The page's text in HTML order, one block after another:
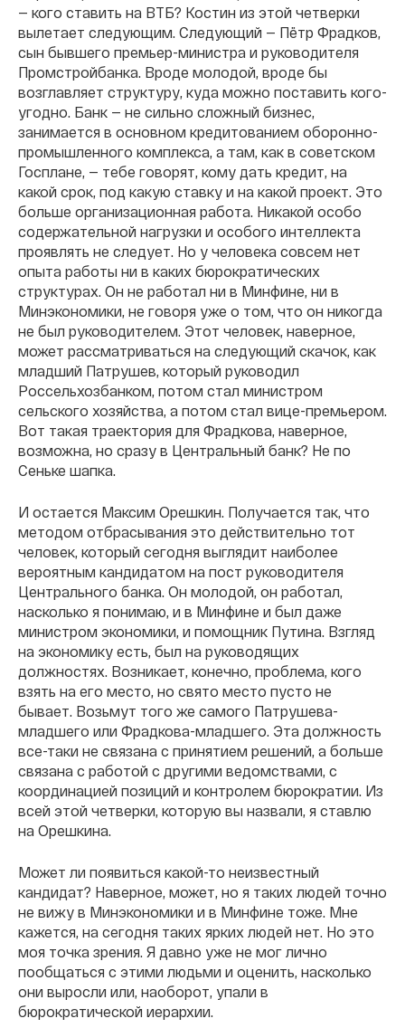
— кого ставить на ВТБ? Костин из этой четверки
вылетает следующим. Следующий — Пётр Фрадков,
сын бывшего премьер-министра и руководителя
Промстройбанка. Вроде молодой, вроде бы
возглавляет структуру, куда можно поставить кого-
угодно. Банк — не сильно сложный бизнес,
занимается в основном кредитованием оборонно-
промышленного комплекса, а там, как в советском
Госплане, — тебе говорят, кому дать кредит, на
какой срок, под какую ставку и на какой проект. Это
больше организационная работа. Никакой особо
содержательной нагрузки и особого интеллекта
проявлять не следует. Но у человека совсем нет
опыта работы ни в каких бюрократических
структурах. Он не работал ни в Минфине, ни в
Минэкономики, не говоря уже о том, что он никогда
не был руководителем. Этот человек, наверное,
может рассматриваться на следующий скачок, как
младший Патрушев, который руководил
Россельхозбанком, потом стал министром
сельского хозяйства, а потом стал вице-премьером.
Вот такая траектория для Фрадкова, наверное,
возможна, но сразу в Центральный банк? Не по
Сеньке шапка.
И остается Максим Орешкин. Получается так, что
методом отбрасывания это действительно тот
человек, который сегодня выглядит наиболее
вероятным кандидатом на пост руководителя
Центрального банка. Он молодой, он работал,
насколько я понимаю, и в Минфине и был даже
министром экономики, и помощник Путина. Взгляд
на экономику есть, был на руководящих
должностях. Возникает, конечно, проблема, кого
взять на его место, но свято место пусто не
бывает. Возьмут того же самого Патрушева-
младшего или Фрадкова-младшего. Эта должность
все-таки не связана с принятием решений, а больше
связана с работой с другими ведомствами, с
координацией позиций и контролем бюрократии. Из
всей этой четверки, которую вы назвали, я ставлю
на Орешкина.
Может ли появиться какой-то неизвестный
кандидат? Наверное, может, но я таких людей точно
не вижу в Минэкономики и в Минфине тоже. Мне
кажется, на сегодня таких ярких людей нет. Но это
моя точка зрения. Я давно уже не мог лично
пообщаться с этими людьми и оценить, насколько
они выросли или, наоборот, упали в
бюрократической иерархии.